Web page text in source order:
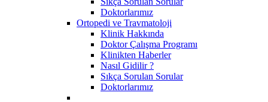
Doktorlarımız
Ortopedi ve Travmatoloji
Klinik Hakkında
Doktor Çalışma Programı
Klinikten Haberler
Nasıl Gidilir ?
Sıkça Sorulan Sorular
Doktorlarımız